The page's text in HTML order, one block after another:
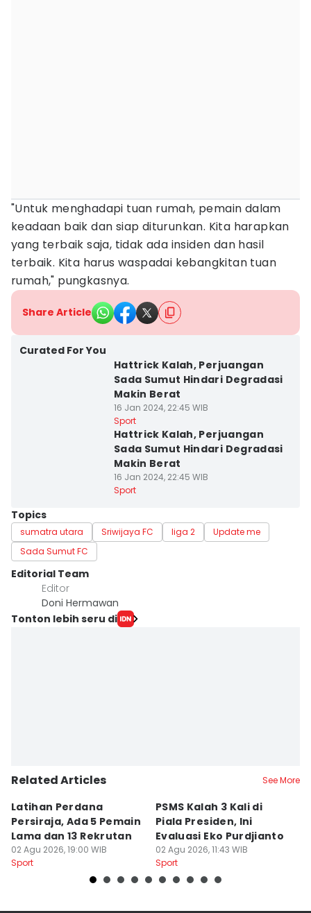
"Untuk menghadapi tuan rumah, pemain dalam
keadaan baik dan siap diturunkan. Kita harapkan
yang terbaik saja, tidak ada insiden dan hasil
terbaik. Kita harus waspadai kebangkitan tuan
rumah," pungkasnya.
Share Article
Curated For You
Hattrick Kalah, Perjuangan
Sada Sumut Hindari Degradasi
Makin Berat
16 Jan 2024, 22:45 WIB
Sport
Hattrick Kalah, Perjuangan
Sada Sumut Hindari Degradasi
Makin Berat
16 Jan 2024, 22:45 WIB
Sport
Topics
sumatra utara Sriwijaya FC liga 2
Update me
Sada Sumut FC
Editorial Team
Editor
Doni Hermawan
Tonton lebih seru di
Related Articles See More
Latihan Perdana
Persiraja, Ada 5 Pemain
Lama dan 13 Rekrutan
02 Agu 2026, 19:00 WIB
Sport
PSMS Kalah 3 Kali di
Piala Presiden, Ini
Evaluasi Eko Purdjianto
02 Agu 2026, 11:43 WIB
Sport